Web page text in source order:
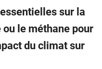
sur la
ou le méthane pour
du climat sur